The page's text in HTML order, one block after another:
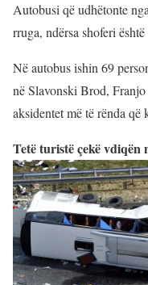
Autobusi që udhëtonte
rruga, ndërsa shoferi
Në autobus ishin 69
në Slavonski Brod,
aksidentet më të rënda që
Tetë turistë çekë vdiqën